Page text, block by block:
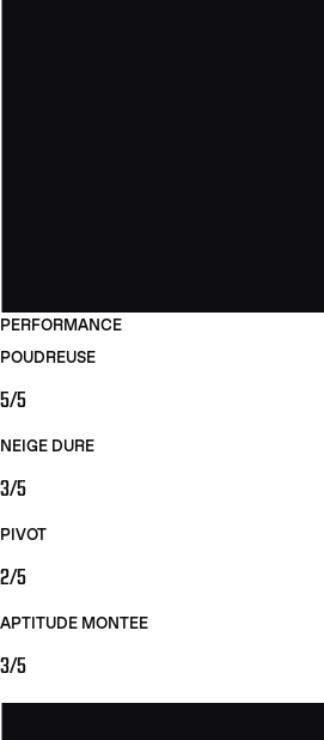
PERFORMANCE
POUDREUSE
5/5
NEIGE DURE
3/5
PIVOT
2/5
APTITUDE MONTEE
3/5